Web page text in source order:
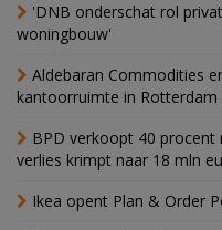
'DNB onderschat rol
woningbouw'
Aldebaran Commodities
kantoorruimte in Rotterdam
BPD verkoopt 40 procent
verlies krimpt naar 18 mln
Ikea opent Plan & Order